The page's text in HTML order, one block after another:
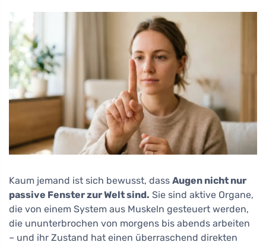
Kaum jemand ist sich bewusst, dass Augen nicht nur
passive Fenster zur Welt sind. Sie sind aktive Organe,
die von einem System aus Muskeln gesteuert werden,
die ununterbrochen von morgens bis abends arbeiten
– und ihr Zustand hat einen überraschend direkten